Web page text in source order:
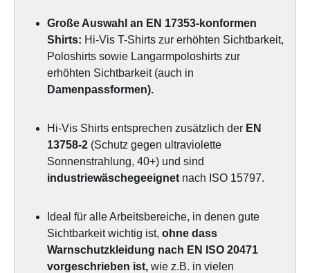
Große Auswahl an EN 17353-konformen
Shirts: Hi-Vis T-Shirts zur erhöhten Sichtbarkeit,
Poloshirts sowie Langarmpoloshirts zur
erhöhten Sichtbarkeit (auch in
Damenpassformen).
Hi-Vis Shirts entsprechen zusätzlich der EN
13758-2 (Schutz gegen ultraviolette
Sonnenstrahlung, 40+) und sind
industriewäschegeeignet nach ISO 15797.
Ideal für alle Arbeitsbereiche, in denen gute
Sichtbarkeit wichtig ist, ohne dass
Warnschutzkleidung nach EN ISO 20471
vorgeschrieben ist, wie z.B. in vielen